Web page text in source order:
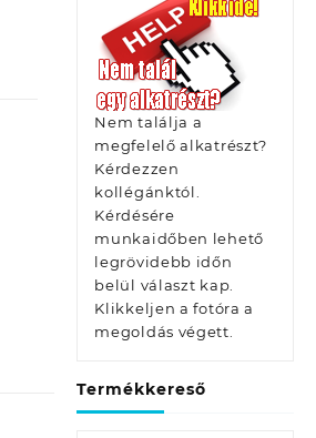
Nem találja a
megfelelő alkatrészt?
Kérdezzen
kollégánktól.
Kérdésére
munkaidőben lehető
legrövidebb időn
belül választ kap.
Klikkeljen a fotóra a
megoldás végett.
Termékkereső